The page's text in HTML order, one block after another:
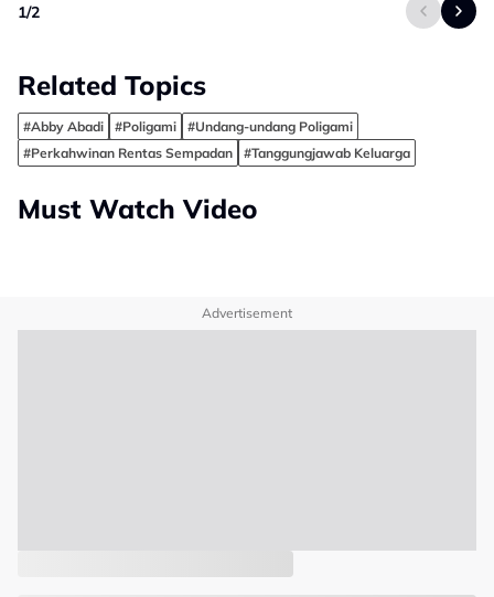
1/2
Related Topics
#Abby Abadi #Poligami
#Undang-undang Poligami
#Perkahwinan Rentas Sempadan
#Tanggungjawab Keluarga
Must Watch Video
Advertisement